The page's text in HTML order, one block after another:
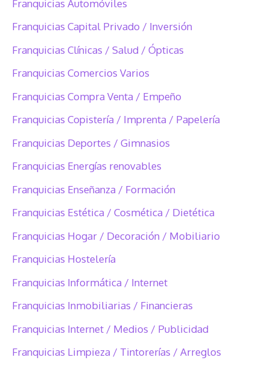
Franquicias Automóviles
Franquicias Capital Privado / Inversión
Franquicias Clínicas / Salud / Ópticas
Franquicias Comercios Varios
Franquicias Compra Venta / Empeño
Franquicias Copistería / Imprenta / Papelería
Franquicias Deportes / Gimnasios
Franquicias Energías renovables
Franquicias Enseñanza / Formación
Franquicias Estética / Cosmética / Dietética
Franquicias Hogar / Decoración / Mobiliario
Franquicias Hostelería
Franquicias Informática / Internet
Franquicias Inmobiliarias / Financieras
Franquicias Internet / Medios / Publicidad
Franquicias Limpieza / Tintorerías / Arreglos